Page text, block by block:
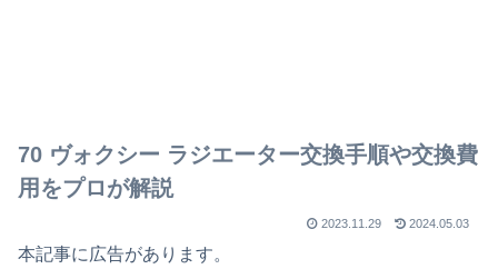
70 ヴォクシー ラジエーター交換手順や交換費
用をプロが解説
2023.11.29 2024.05.03
本記事に広告があります。